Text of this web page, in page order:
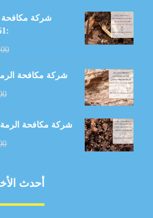
شركة مكافحة
:0507036261
شركة مكافحة الرمة في
شركة مكافحة الرمة في ام
أحدث